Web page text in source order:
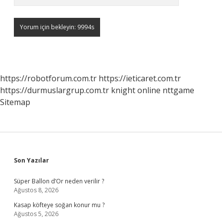
https://robotforum.com.tr https://ieticaret.com.tr
https://durmuslargrup.com.tr knight online nttgame
Sitemap
Sidebar
Son Yazılar
Süper Ballon d’Or neden verilir ?
Ağustos 8, 2026
Kasap köfteye soğan konur mu ?
Ağustos 5, 2026